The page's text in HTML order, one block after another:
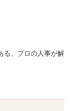
る、プロの人事が解